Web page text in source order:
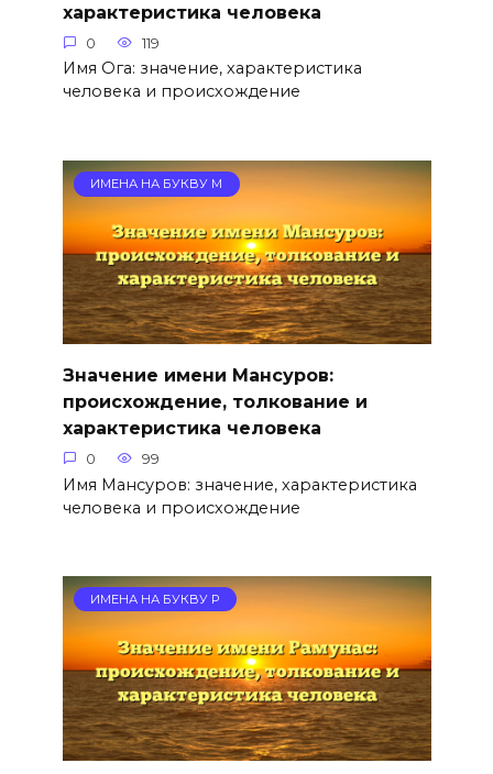
характеристика человека
0 119
Имя Ога: значение, характеристика
человека и происхождение
ИМЕНА НА БУКВУ М
Значение имени Мансуров:
происхождение, толкование и
характеристика человека
0 99
Имя Мансуров: значение, характеристика
человека и происхождение
ИМЕНА НА БУКВУ Р